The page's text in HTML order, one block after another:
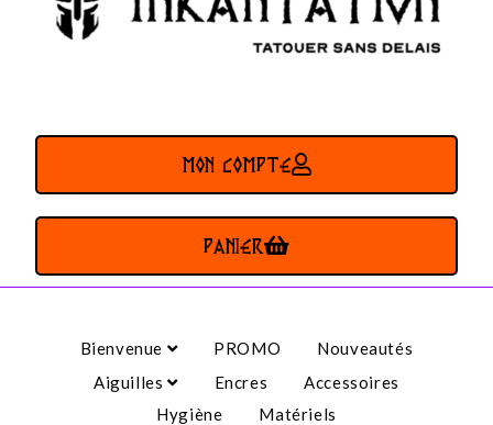
MON COMPTE
PANIER
Bienvenue PROMO
Nouveautés
Aiguilles
Encres
Accessoires
Hygiène
Matériels